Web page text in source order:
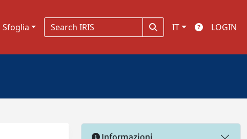
Sfoglia IT LOGIN
Informazioni